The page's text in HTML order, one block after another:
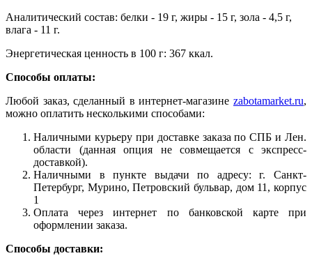
Аналитический состав: белки - 19 г, жиры - 15 г, зола - 4,5 г,
влага - 11 г.
Энергетическая ценность в 100 г: 367 ккал.
Способы оплаты:
Любой заказ, сделанный в интернет-магазине zabotamarket.ru,
можно оплатить несколькими способами:
Наличными курьеру при доставке заказа по СПБ и Лен.
области (данная опция не совмещается с экспресс-
доставкой).
Наличными в пункте выдачи по адресу: г. Санкт-
Петербург, Мурино, Петровский бульвар, дом 11, корпус
1
Оплата через интернет по банковской карте при
оформлении заказа.
Способы доставки: